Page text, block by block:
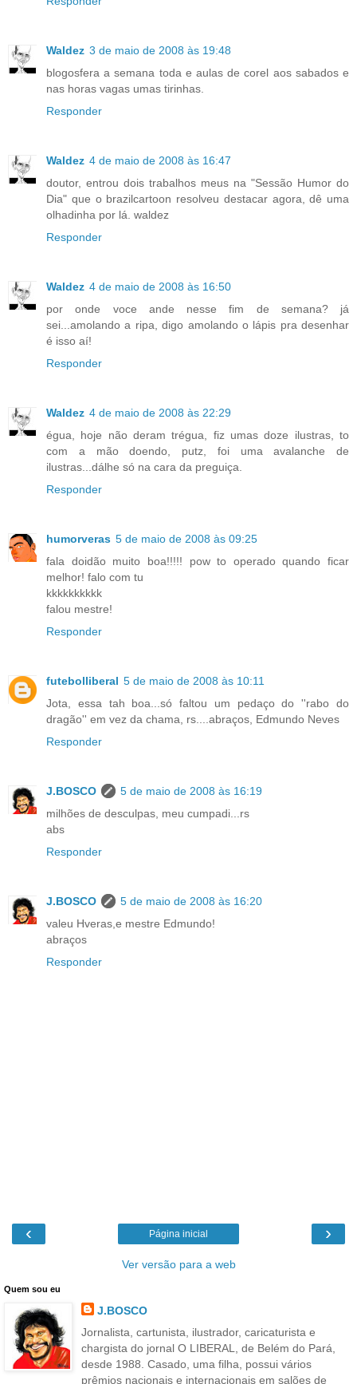
Waldez 3 de maio de 2008 às 19:48
blogosfera a semana toda e aulas de corel aos sabados e
nas horas vagas umas tirinhas.
Responder
Waldez 4 de maio de 2008 às 16:47
doutor, entrou dois trabalhos meus na "Sessão Humor do
Dia" que o brazilcartoon resolveu destacar agora, dê uma
olhadinha por lá. waldez
Responder
Waldez 4 de maio de 2008 às 16:50
por onde voce ande nesse fim de semana? já
sei...amolando a ripa, digo amolando o lápis pra desenhar
é isso aí!
Responder
Waldez 4 de maio de 2008 às 22:29
égua, hoje não deram trégua, fiz umas doze ilustras, to
com a mão doendo, putz, foi uma avalanche de
ilustras...dálhe só na cara da preguiça.
Responder
humorveras 5 de maio de 2008 às 09:25
fala doidão muito boa!!!!! pow to operado quando ficar
melhor! falo com tu
kkkkkkkkkk
falou mestre!
Responder
futebolliberal 5 de maio de 2008 às 10:11
Jota, essa tah boa...só faltou um pedaço do ''rabo do
dragão'' em vez da chama, rs....abraços, Edmundo Neves
Responder
J.BOSCO
5 de maio de 2008 às 16:19
milhões de desculpas, meu cumpadi...rs
abs
Responder
J.BOSCO
5 de maio de 2008 às 16:20
valeu Hveras,e mestre Edmundo!
abraços
Responder
‹ ›
Página inicial
Ver versão para a web
Quem sou eu
J.BOSCO
Jornalista, cartunista, ilustrador, caricaturista e
chargista do jornal O LIBERAL, de Belém do Pará,
desde 1988. Casado, uma filha, possui vários
prêmios nacionais e internacionais em salões de